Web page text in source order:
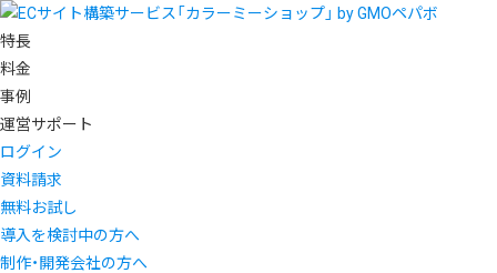
特長
料金
事例
運営サポート
ログイン
資料請求
無料お試し
導入を検討中の方へ
制作・開発会社の方へ